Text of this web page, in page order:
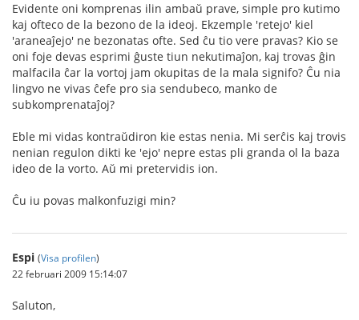
Evidente oni komprenas ilin ambaŭ prave, simple pro kutimo
kaj ofteco de la bezono de la ideoj. Ekzemple 'retejo' kiel
'araneaĵejo' ne bezonatas ofte. Sed ĉu tio vere pravas? Kio se
oni foje devas esprimi ĝuste tiun nekutimaĵon, kaj trovas ĝin
malfacila ĉar la vortoj jam okupitas de la mala signifo? Ĉu nia
lingvo ne vivas ĉefe pro sia sendubeco, manko de
subkomprenataĵoj?
Eble mi vidas kontraŭdiron kie estas nenia. Mi serĉis kaj trovis
nenian regulon dikti ke 'ejo' nepre estas pli granda ol la baza
ideo de la vorto. Aŭ mi pretervidis ion.
Ĉu iu povas malkonfuzigi min?
Espi (Visa profilen)
22 februari 2009 15:14:07
Saluton,